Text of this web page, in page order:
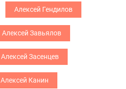
Алексей Гендилов
Алексей Завьялов
Алексей Засенцев
Алексей Канин